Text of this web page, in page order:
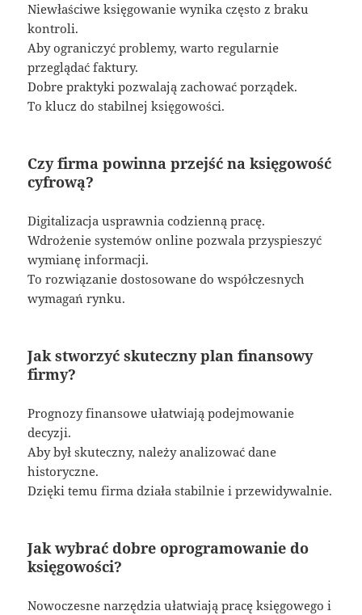
Niewłaściwe księgowanie wynika często z braku
kontroli.
Aby ograniczyć problemy, warto regularnie
przeglądać faktury.
Dobre praktyki pozwalają zachować porządek.
To klucz do stabilnej księgowości.
Czy firma powinna przejść na księgowość
cyfrową?
Digitalizacja usprawnia codzienną pracę.
Wdrożenie systemów online pozwala przyspieszyć
wymianę informacji.
To rozwiązanie dostosowane do współczesnych
wymagań rynku.
Jak stworzyć skuteczny plan finansowy
firmy?
Prognozy finansowe ułatwiają podejmowanie
decyzji.
Aby był skuteczny, należy analizować dane
historyczne.
Dzięki temu firma działa stabilnie i przewidywalnie.
Jak wybrać dobre oprogramowanie do
księgowości?
Nowoczesne narzędzia ułatwiają pracę księgowego i